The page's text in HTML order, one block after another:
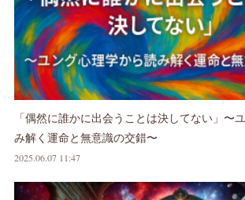
「偶然に誰かに出会うことは決してない」〜
み解く運命と無意識の交錯〜
2025.06.07 11:47